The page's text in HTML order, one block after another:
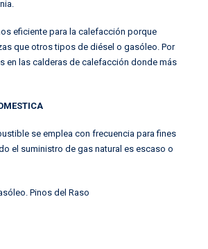
eficiente para la calefacción porque
que otros tipos de diésel o gasóleo. Por
en las calderas de calefacción donde más
se emplea con frecuencia para fines
el suministro de gas natural es escaso o
Pinos del Raso